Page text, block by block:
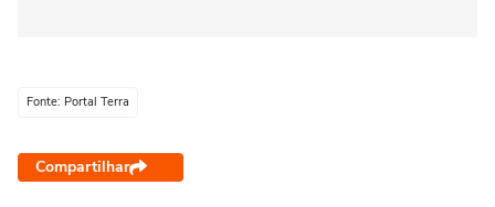
Fonte: Portal Terra
Compartilhar